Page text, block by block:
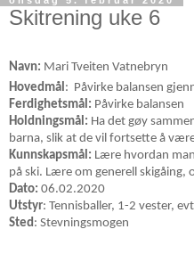
Skitrening uke 6
Navn: Mari Tveiten Vatnebryn
Hovedmål : Påvirke balansen
Ferdighetsmål: Påvirke balansen
Holdningsmål: Ha det gøy
barna, slik at de vil fortsette å
Kunnskapsmål: Lære hvordan
på ski. Lære om generell skigåing,
Dato: 06.02.2020
Utstyr: Tennisballer, 1-2 vester,
Sted : Stevningsmogen